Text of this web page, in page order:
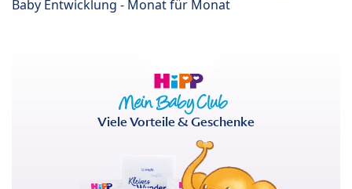
Baby Entwicklung - Monat für Monat
Viele Vorteile & Geschenke